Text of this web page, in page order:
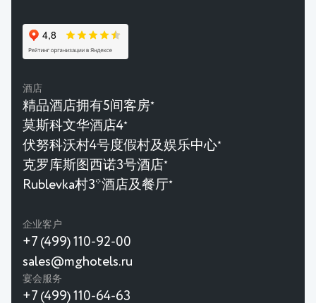
酒店
精品酒店拥有5间客房★
莫斯科文华酒店4★
伏努科沃村4号度假村及娱乐中心★
克罗库斯图西诺3号酒店 ★
Rublevka村3*酒店及餐厅★
企业客户
+7 (499) 110-92-00
sales@mghotels.ru
宴会服务
+7 (499) 110-64-63